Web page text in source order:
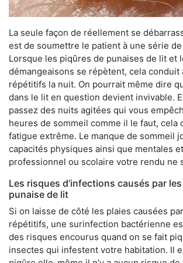
La seule façon de réellement se
est de soumettre le patient à une série
Lorsque les piqûres de punaises de lit et
démangeaisons se répètent, cela conduit
répétitifs la nuit. On pourrait même dire
dans le lit en question devient invivable.
passez des nuits agitées qui vous
heures de sommeil comme il le faut, cela
fatigue extrême. Le manque de sommeil
capacités physiques ainsi que mentales
professionnel ou scolaire votre rendu ne
Les risques d’infections causés par
punaise de lit
Si on laisse de côté les plaies causées
répétitifs, une surinfection bactérienne
des risques encourus quand on se fait
insectes qui infestent votre habitation. Il